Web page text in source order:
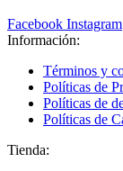
Facebook Instagram
Información:
Términos y
Políticas de
Políticas de
Políticas de
Tienda: